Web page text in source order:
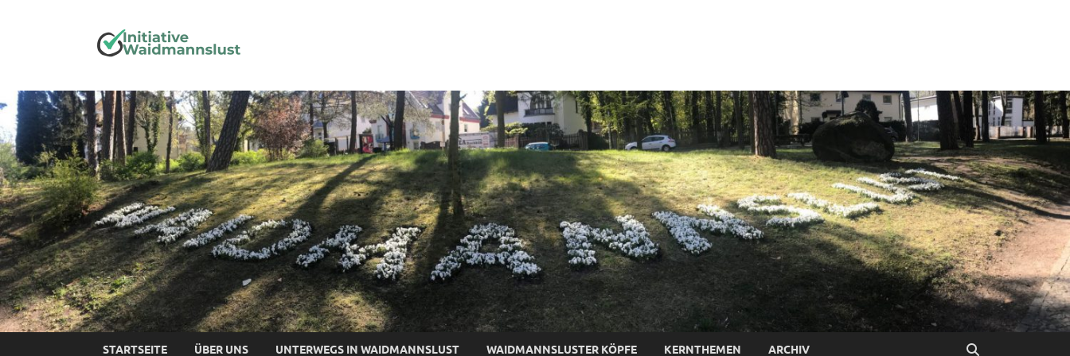
STARTSEITE ÜBER UNS UNTERWEGS IN WAIDMANNSLUST WAIDMANNSLUSTER KÖPFE KERNTHEMEN ARCHIV